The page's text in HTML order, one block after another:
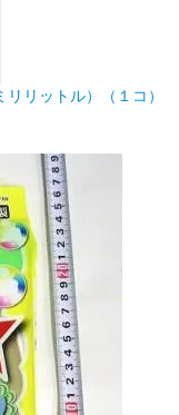
リットル）（１コ）